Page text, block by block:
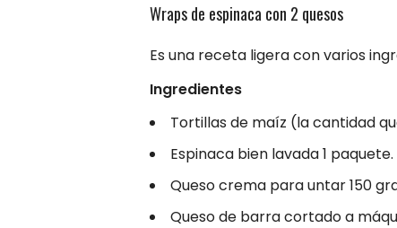
Wraps de espinaca con 2 quesos
Es una receta ligera con varios
Ingredientes
Tortillas de maíz (la cantidad
Espinaca bien lavada 1 paquete.
Queso crema para untar 150
Queso de barra cortado a